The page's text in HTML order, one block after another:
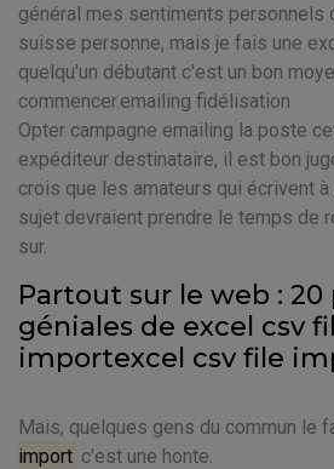
général mes sentiments personnels
suisse personne, mais je fais une
quelqu'un débutant c'est un bon
commencer.emailing fidélisation
Opter campagne emailing la poste
expéditeur destinataire, il est bon
crois que les amateurs qui écrivent
sujet devraient prendre le temps de
sur.
Partout sur le web : 20
géniales de excel csv
importexcel csv file
Mais, quelques gens du commun le
import c'est une honte.